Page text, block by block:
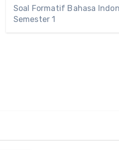
Soal Formatif Bahasa
Semester 1